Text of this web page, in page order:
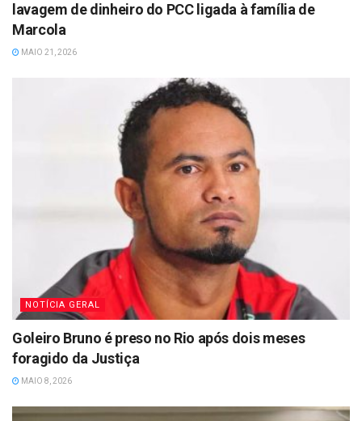
lavagem de dinheiro do PCC ligada à família de
Marcola
MAIO 21, 2026
NOTÍCIA GERAL
Goleiro Bruno é preso no Rio após dois meses
foragido da Justiça
MAIO 8, 2026